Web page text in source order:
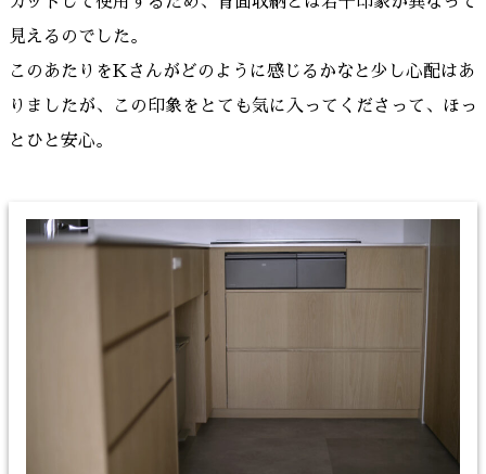
見えるのでした。
このあたりをKさんがどのように感じるかなと少し心配はあ
りましたが、この印象をとても気に入ってくださって、ほっ
とひと安心。